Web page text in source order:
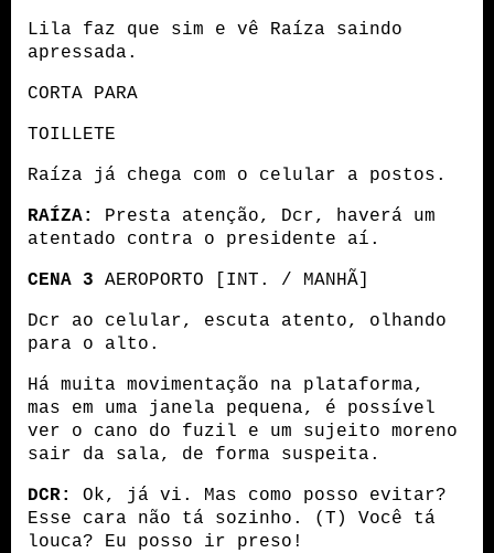
Lila faz que sim e vê Raíza saindo
apressada.
CORTA PARA
TOILLETE
Raíza já chega com o celular a postos.
RAÍZA:
Presta atenção, Dcr, haverá um
atentado contra o presidente aí.
CENA 3 AEROPORTO [INT. / MANHÃ]
Dcr ao celular, escuta atento, olhando
para o alto.
Há muita movimentação na plataforma,
mas em uma janela pequena, é possível
ver o cano do fuzil e um sujeito moreno
sair da sala, de forma suspeita.
DCR:
Ok, já vi. Mas como posso evitar?
Esse cara não tá sozinho. (T) Você tá
louca? Eu posso ir preso!